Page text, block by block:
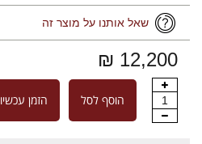
שאל אותנו על מוצר זה
12,200 ₪
1 הוסף לסל הזמן עכשיו